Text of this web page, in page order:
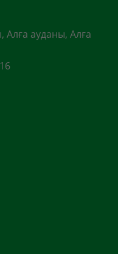
Алға ауданы, Алға